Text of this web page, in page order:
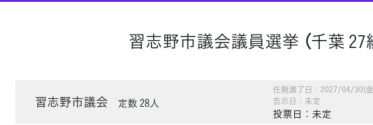
習志野市議会議員選挙 （千葉 27
習志野市議会 定数 28人
任期満了日：2027/04/30(
告示日：未定
投票日：未定